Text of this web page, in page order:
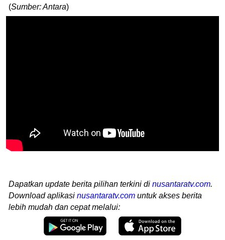
(Sumber: Antara)
Dapatkan update berita pilihan terkini di nusantaratv.com.
Download aplikasi nusantaratv.com untuk akses berita
lebih mudah dan cepat melalui: